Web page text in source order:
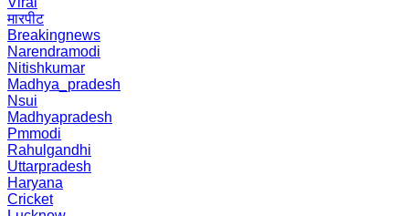
मारपीट
Breakingnews
Narendramodi
Nitishkumar
Madhya_pradesh
Nsui
Madhyapradesh
Pmmodi
Rahulgandhi
Uttarpradesh
Haryana
Cricket